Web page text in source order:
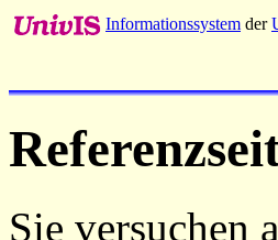
Informationssystem der
Sie versuchen